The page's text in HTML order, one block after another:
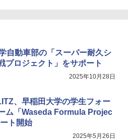
自動車部の「スーパー耐久シ
プロジェクト」をサポート
2025年10月28日
、早稲田大学の学生フォー
ム「Waseda Formula Projec
ト開始
2025年5月26日